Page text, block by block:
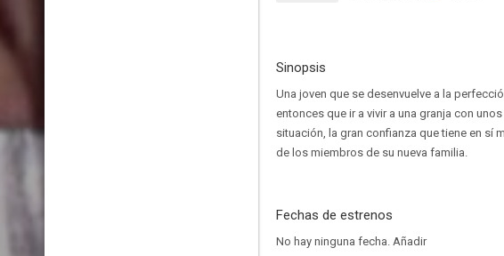
Sinopsis
Una joven que se desenvuelve a la
entonces que ir a vivir a una granja con
situación, la gran confianza que tiene en sí
de los miembros de su nueva familia.
Fechas de estrenos
No hay ninguna fecha. Añadir